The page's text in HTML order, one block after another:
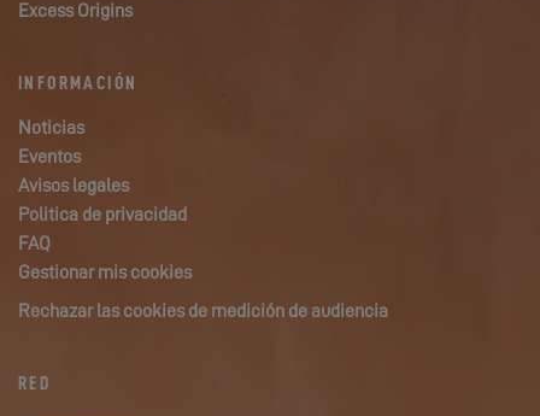
Excess Origins
INFORMACIÓN
Noticias
Eventos
Avisos legales
Politica de privacidad
FAQ
Gestionar mis cookies
Rechazar las cookies de medición de audiencia
RED